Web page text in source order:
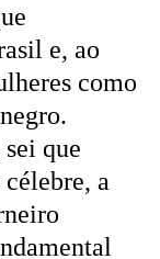
e, ao
como
que
a